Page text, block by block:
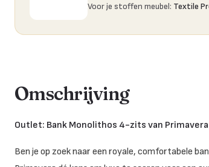
Voor je stoffen meubel: Textile
Omschrijving
Outlet: Bank Monolithos 4-zits van
Ben je op zoek naar een royale, comfortabele